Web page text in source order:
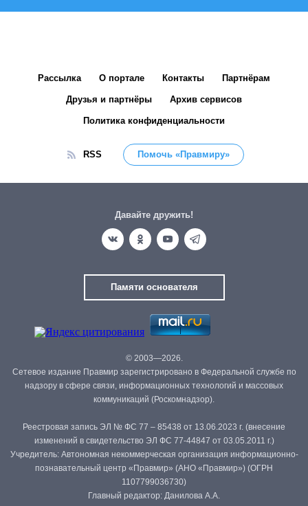
Рассылка О портале Контакты Партнёрам
Друзья и партнёры Архив сервисов
Политика конфиденциальности
RSS Помочь «Правмиру»
Давайте дружить!
Памяти основателя
© 2003—2026.
Сетевое издание Правмир зарегистрировано в Федеральной службе по
надзору в сфере связи, информационных технологий и массовых
коммуникаций (Роскомнадзор).
Реестровая запись ЭЛ № ФС 77 – 85438 от 13.06.2023 г. (внесение
изменений в свидетельство ЭЛ ФС 77-44847 от 03.05.2011 г.)
Учредитель: Автономная некоммерческая организация информационно-
познавательный центр «Правмир» (АНО «Правмир») (ОГРН
1107799036730)
Главный редактор: Данилова А.А.